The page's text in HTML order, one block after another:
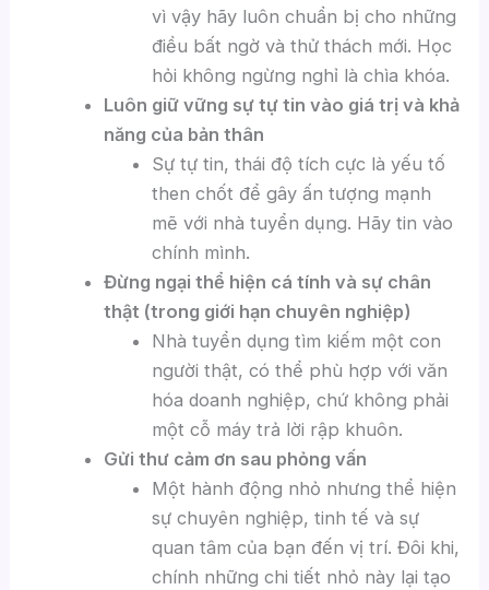
vì vậy hãy luôn chuẩn bị cho những
điều bất ngờ và thử thách mới. Học
hỏi không ngừng nghỉ là chìa khóa.
Luôn giữ vững sự tự tin vào giá trị và khả
năng của bản thân
Sự tự tin, thái độ tích cực là yếu tố
then chốt để gây ấn tượng mạnh
mẽ với nhà tuyển dụng. Hãy tin vào
chính mình.
Đừng ngại thể hiện cá tính và sự chân
thật (trong giới hạn chuyên nghiệp)
Nhà tuyển dụng tìm kiếm một con
người thật, có thể phù hợp với văn
hóa doanh nghiệp, chứ không phải
một cỗ máy trả lời rập khuôn.
Gửi thư cảm ơn sau phỏng vấn
Một hành động nhỏ nhưng thể hiện
sự chuyên nghiệp, tinh tế và sự
quan tâm của bạn đến vị trí. Đôi khi,
chính những chi tiết nhỏ này lại tạo